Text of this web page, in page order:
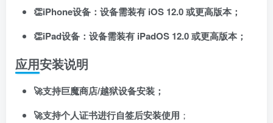
👏iPhone设备：设备需装有 iOS 12.0 或更高版本；
👏iPad设备：设备需装有 iPadOS 12.0 或更高版本；
应用安装说明
🚀支持巨魔商店/越狱设备安装；
🚀支持个人证书进行自签后安装使用 ；